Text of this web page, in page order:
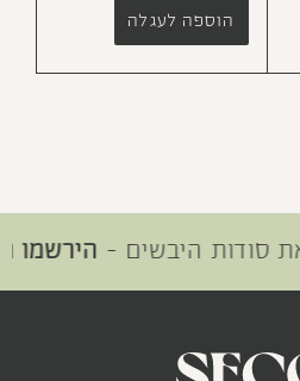
הוספה לעגלה
היבשים -הירשמו היום